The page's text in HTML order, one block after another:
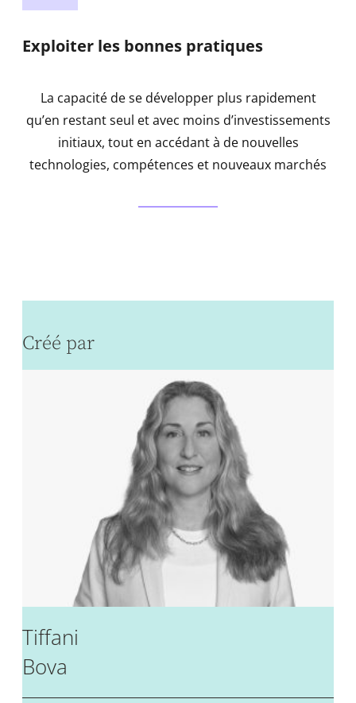
Exploiter les bonnes pratiques
La capacité de se développer plus rapidement
qu’en restant seul et avec moins d’investissements
initiaux, tout en accédant à de nouvelles
technologies, compétences et nouveaux marchés
Créé par
Tiffani
Bova